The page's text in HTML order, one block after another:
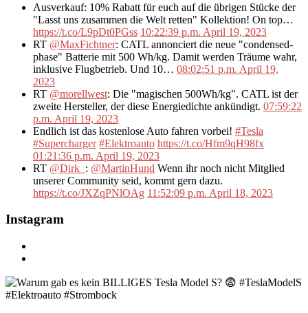
Ausverkauf: 10% Rabatt für euch auf die übrigen Stücke der
"Lasst uns zusammen die Welt retten" Kollektion! On top…
https://t.co/L9pDt0PGss 10:22:39 p.m. April 19, 2023
RT @MaxFichtner: CATL annonciert die neue "condensed-
phase" Batterie mit 500 Wh/kg. Damit werden Träume wahr,
inklusive Flugbetrieb. Und 10… 08:02:51 p.m. April 19,
2023
RT @morellwest: Die "magischen 500Wh/kg". CATL ist der
zweite Hersteller, der diese Energiedichte ankündigt. 07:59:22
p.m. April 19, 2023
Endlich ist das kostenlose Auto fahren vorbei! #Tesla
#Supercharger #Elektroauto https://t.co/Hfm9qH98fx
01:21:36 p.m. April 19, 2023
RT @Dirk_ : @MartinHund Wenn ihr noch nicht Mitglied
unserer Community seid, kommt gern dazu.
https://t.co/JXZqPNlOAg 11:52:09 p.m. April 18, 2023
Instagram